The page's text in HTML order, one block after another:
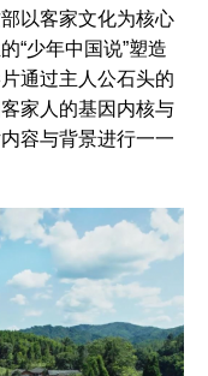
以客家文化为核心
“少年中国说”塑造
通过主人公石头的
家人的基因内核与
容与背景进行一一